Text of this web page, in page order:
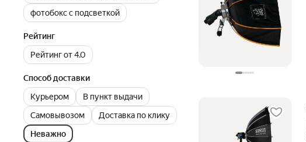
фотобокс с подсветкой
Рейтинг
Рейтинг от 4.0
Способ доставки
Курьером
В пункт выдачи
Самовывозом
Доставка по клику
Неважно